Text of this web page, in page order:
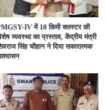
IV में 10 किमी क्लस्टर की
व्यवस्था का प्रस्ताव, केंद्रीय मंत्री
सिंह चौहान ने दिया सकारात्मक